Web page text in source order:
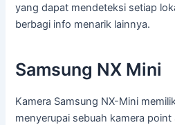
yang dapat mendeteksi setiap
berbagi info menarik lainnya.
Samsung NX Mini
Kamera Samsung NX-Mini
menyerupai sebuah kamera